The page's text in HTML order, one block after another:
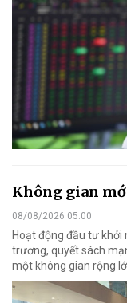
Không gian
08/08/2026 05:00
Hoạt động đầu tư khởi
trương, quyết sách
một không gian rộng